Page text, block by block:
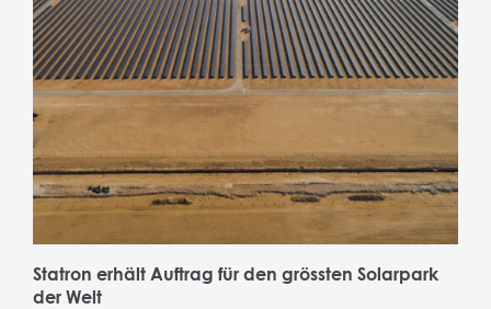
Statron erhält Auftrag für den grössten Solarpark
der Welt